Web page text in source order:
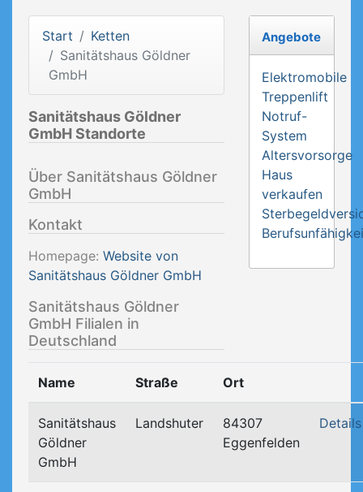
Start
Ketten
Sanitätshaus Göldner
GmbH
Sanitätshaus Göldner
GmbH Standorte
Über Sanitätshaus Göldner
GmbH
Kontakt
Homepage: Website von
Sanitätshaus Göldner GmbH
Sanitätshaus Göldner
GmbH Filialen in
Deutschland
Name Straße Ort
Sanitätshaus
Göldner
GmbH
Landshuter
84307
Eggenfelden
Details
Angebote
Elektromobile
Treppenlift
Notruf-
System
Altersvorsorge
Haus
verkaufen